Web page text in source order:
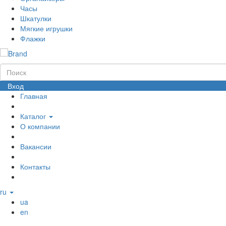
Часы
Шкатулки
Мягкие игрушки
Флажки
Вход
Главная
Каталог
О компании
Вакансии
Контакты
ru
ua
en